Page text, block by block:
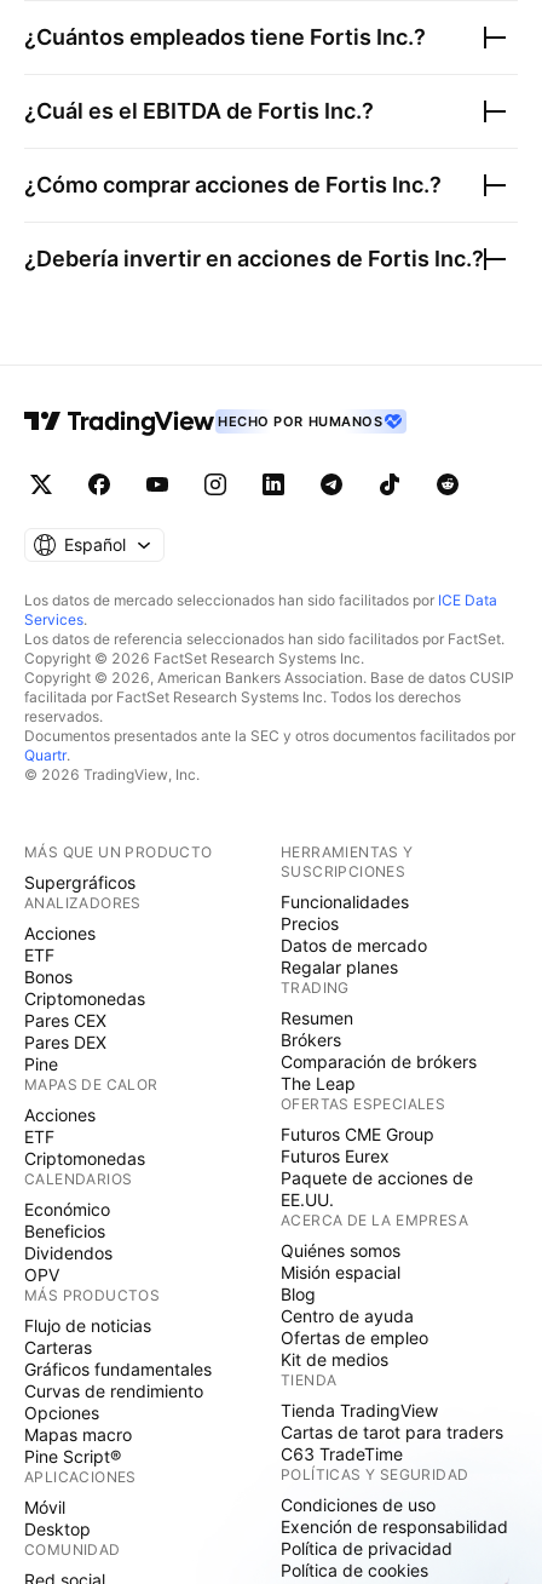
¿Cuántos empleados tiene Fortis Inc.?
¿Cuál es el EBITDA de Fortis Inc.?
¿Cómo comprar acciones de Fortis Inc.?
¿Debería invertir en acciones de Fortis Inc.?
HECHO POR HUMANOS
Español
Los datos de mercado seleccionados han sido facilitados por ICE Data
Services.
Los datos de referencia seleccionados han sido facilitados por FactSet.
Copyright © 2026 FactSet Research Systems Inc.
Copyright © 2026, American Bankers Association. Base de datos CUSIP
facilitada por FactSet Research Systems Inc. Todos los derechos
reservados.
Documentos presentados ante la SEC y otros documentos facilitados por
Quartr.
© 2026 TradingView, Inc.
MÁS QUE UN PRODUCTO
Supergráficos
ANALIZADORES
Acciones
ETF
Bonos
Criptomonedas
Pares CEX
Pares DEX
Pine
MAPAS DE CALOR
Acciones
ETF
Criptomonedas
CALENDARIOS
Económico
Beneficios
Dividendos
OPV
MÁS PRODUCTOS
Flujo de noticias
Carteras
Gráficos fundamentales
Curvas de rendimiento
Opciones
Mapas macro
Pine Script®
APLICACIONES
Móvil
Desktop
COMUNIDAD
Red social
HERRAMIENTAS Y
SUSCRIPCIONES
Funcionalidades
Precios
Datos de mercado
Regalar planes
TRADING
Resumen
Brókers
Comparación de brókers
The Leap
OFERTAS ESPECIALES
Futuros CME Group
Futuros Eurex
Paquete de acciones de
EE.UU.
ACERCA DE LA EMPRESA
Quiénes somos
Misión espacial
Blog
Centro de ayuda
Ofertas de empleo
Kit de medios
TIENDA
Tienda TradingView
Cartas de tarot para traders
C63 TradeTime
POLÍTICAS Y SEGURIDAD
Condiciones de uso
Exención de responsabilidad
Política de privacidad
Política de cookies